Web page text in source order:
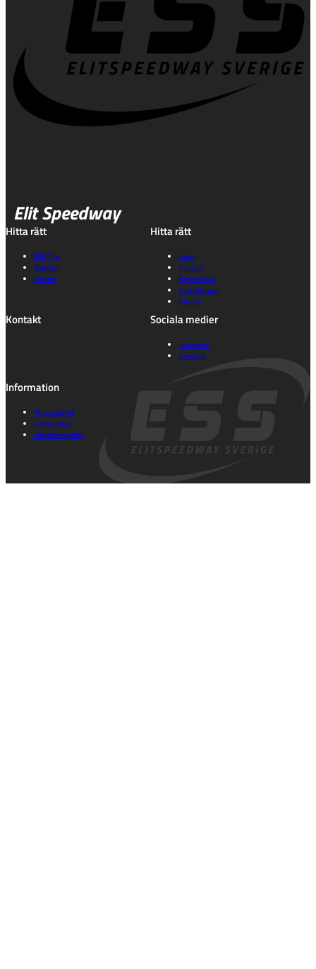
Elit Speedway
Hitta rätt
ESS Play
Biljetter
Schema
Hitta rätt
Lagen
Statistik
Nyhetsarkiv
Kontakta oss
Om oss
Kontakt Sociala medier
Instagram
Facebook
Information
Tillgänglighet
Cookie policy
Integritetspolicy